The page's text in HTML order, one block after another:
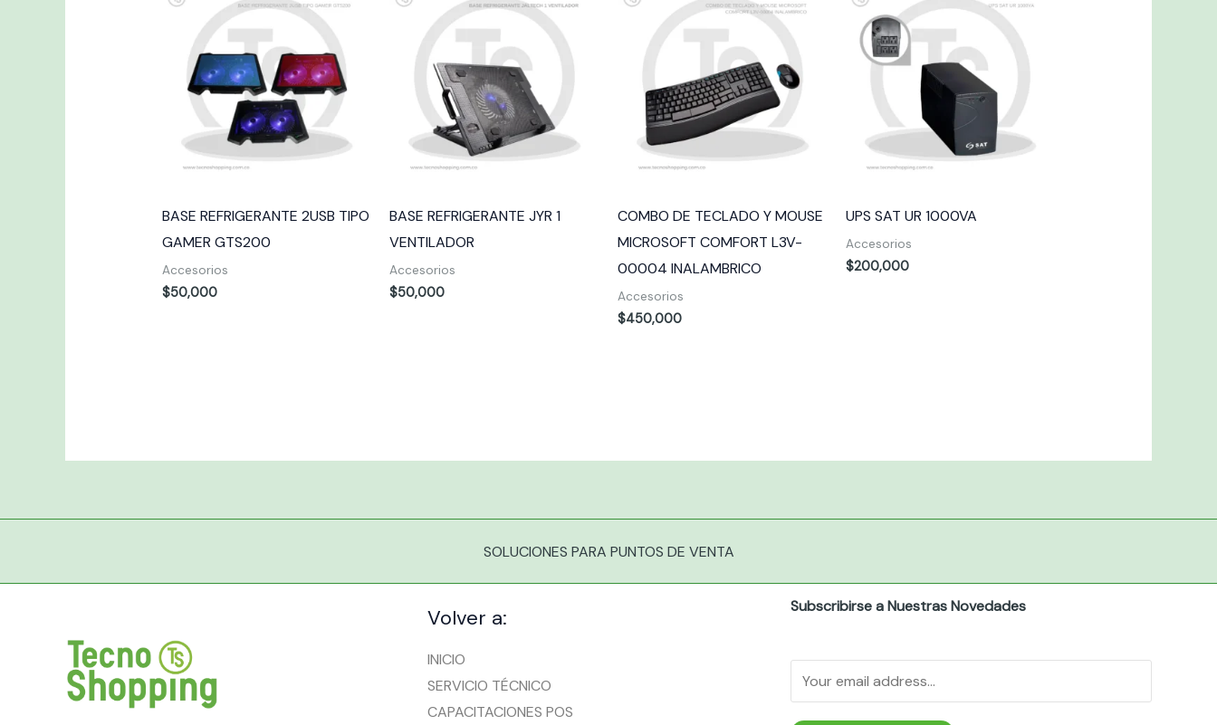
BASE REFRIGERANTE 2USB TIPO
GAMER GTS200
Accesorios
$50,000
BASE REFRIGERANTE JYR 1
VENTILADOR
Accesorios
$50,000
COMBO DE TECLADO Y MOUSE
MICROSOFT COMFORT L3V-
00004 INALAMBRICO
Accesorios
$450,000
UPS SAT UR 1000VA
Accesorios
$200,000
SOLUCIONES PARA PUNTOS DE VENTA
Volver a:
INICIO
SERVICIO TÉCNICO
CAPACITACIONES POS
Subscribirse a Nuestras Novedades